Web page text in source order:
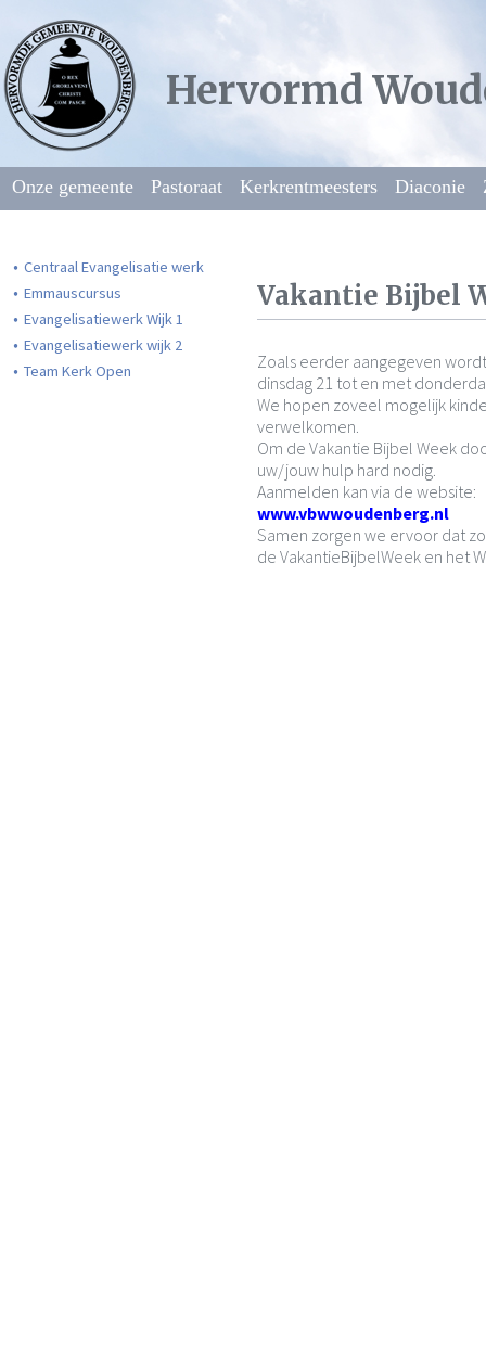
Hervormd
Onze gemeente Pastoraat Kerkrentmeesters Diaconie
Centraal Evangelisatie werk
Emmauscursus
Evangelisatiewerk Wijk 1
Evangelisatiewerk wijk 2
Team Kerk Open
Vakantie Bijbel
Zoals eerder aangegeven
dinsdag 21 tot en met
We hopen zoveel mogelijk
verwelkomen.
Om de Vakantie Bijbel Week
uw/jouw hulp hard nodig.
Aanmelden kan via de website:
www.vbwwoudenberg.nl
Samen zorgen we ervoor dat
de VakantieBijbelWeek en het